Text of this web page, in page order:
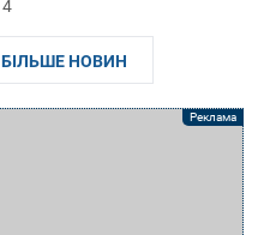
4
БІЛЬШЕ НОВИН